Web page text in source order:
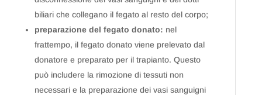
biliari che collegano il fegato al resto del corpo;
preparazione del fegato donato: nel
frattempo, il fegato donato viene prelevato dal
donatore e preparato per il trapianto. Questo
può includere la rimozione di tessuti non
necessari e la preparazione dei vasi sanguigni